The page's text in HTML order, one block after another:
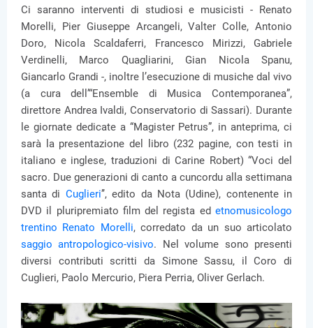
Ci saranno interventi di studiosi e musicisti - Renato
Morelli, Pier Giuseppe Arcangeli, Valter Colle, Antonio
Doro, Nicola Scaldaferri, Francesco Mirizzi, Gabriele
Verdinelli, Marco Quagliarini, Gian Nicola Spanu,
Giancarlo Grandi -, inoltre l’esecuzione di musiche dal vivo
(a cura dell’“Ensemble di Musica Contemporanea”,
direttore Andrea Ivaldi, Conservatorio di Sassari). Durante
le giornate dedicate a “Magister Petrus”, in anteprima, ci
sarà la presentazione del libro (232 pagine, con testi in
italiano e inglese, traduzioni di Carine Robert) “Voci del
sacro. Due generazioni di canto a cuncordu alla settimana
santa di Cuglieri’’, edito da Nota (Udine), contenente in
DVD il pluripremiato film del regista ed etnomusicologo
trentino Renato Morelli, corredato da un suo articolato
saggio antropologico-visivo. Nel volume sono presenti
diversi contributi scritti da Simone Sassu, il Coro di
Cuglieri, Paolo Mercurio, Piera Perria, Oliver Gerlach.